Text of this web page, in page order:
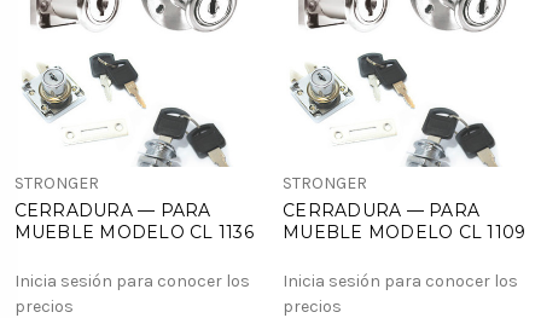
STRONGER
CERRADURA — PARA
MUEBLE MODELO CL 1136
Inicia sesión para conocer los
precios
STRONGER
CERRADURA — PARA
MUEBLE MODELO CL 1109
Inicia sesión para conocer los
precios